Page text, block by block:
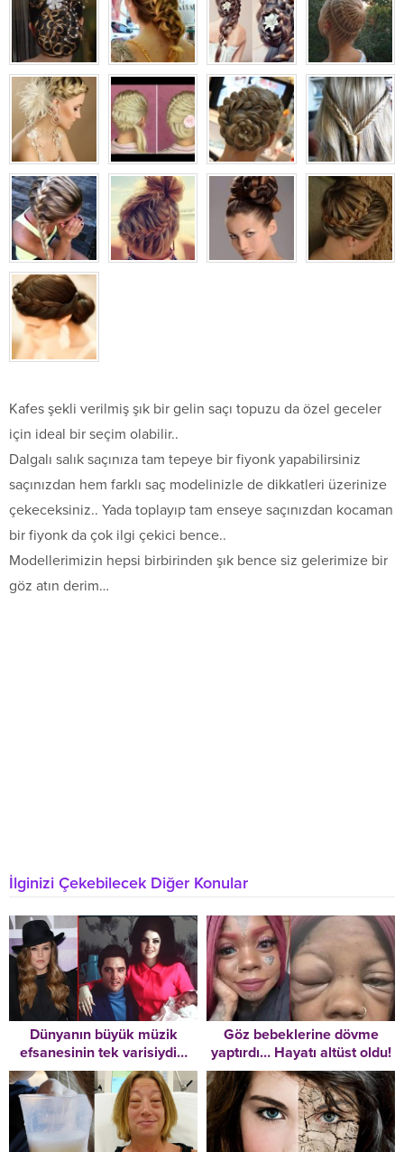
Kafes şekli verilmiş şık bir gelin saçı topuzu da özel geceler
için ideal bir seçim olabilir..
Dalgalı salık saçınıza tam tepeye bir fiyonk yapabilirsiniz
saçınızdan hem farklı saç modelinizle de dikkatleri üzerinize
çekeceksiniz.. Yada toplayıp tam enseye saçınızdan kocaman
bir fiyonk da çok ilgi çekici bence..
Modellerimizin hepsi birbirinden şık bence siz gelerimize bir
göz atın derim…
İlginizi Çekebilecek Diğer Konular
Dünyanın büyük müzik
efsanesinin tek varisiydi…
Trajedilerle dolu hikâyesi
çok erken sonra erdi: Lisa
Marie Presley 54 yaşında
hayatını kaybetti!
Göz bebeklerine dövme
yaptırdı… Hayatı altüst oldu!
Acı haberi doktordan
öğrendi